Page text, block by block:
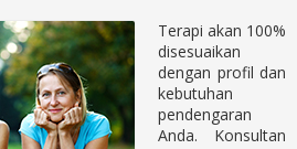
Terapi akan 100%
disesuaikan
dengan profil dan
kebutuhan
pendengaran
Anda. Konsultan